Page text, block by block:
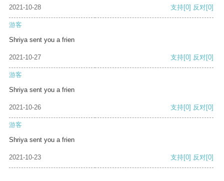
2021-10-28 支持[0] 反对[0]
游客
Shriya sent you a frien
2021-10-27 支持[0] 反对[0]
游客
Shriya sent you a frien
2021-10-26 支持[0] 反对[0]
游客
Shriya sent you a frien
2021-10-23 支持[0] 反对[0]